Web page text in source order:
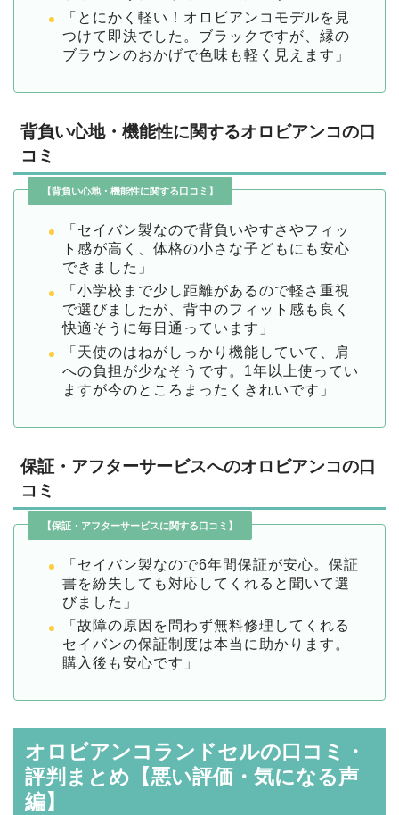
「とにかく軽い！オロビアンコモデルを見
つけて即決でした。ブラックですが、縁の
ブラウンのおかげで色味も軽く見えます」
背負い心地・機能性に関するオロビアンコの口
コミ
【背負い心地・機能性に関する口コミ】
「セイバン製なので背負いやすさやフィッ
ト感が高く、体格の小さな子どもにも安心
できました」
「小学校まで少し距離があるので軽さ重視
で選びましたが、背中のフィット感も良く
快適そうに毎日通っています」
「天使のはねがしっかり機能していて、肩
への負担が少なそうです。1年以上使ってい
ますが今のところまったくきれいです」
保証・アフターサービスへのオロビアンコの口
コミ
【保証・アフターサービスに関する口コミ】
「セイバン製なので6年間保証が安心。保証
書を紛失しても対応してくれると聞いて選
びました」
「故障の原因を問わず無料修理してくれる
セイバンの保証制度は本当に助かります。
購入後も安心です」
オロビアンコランドセルの口コミ・
評判まとめ【悪い評価・気になる声
編】